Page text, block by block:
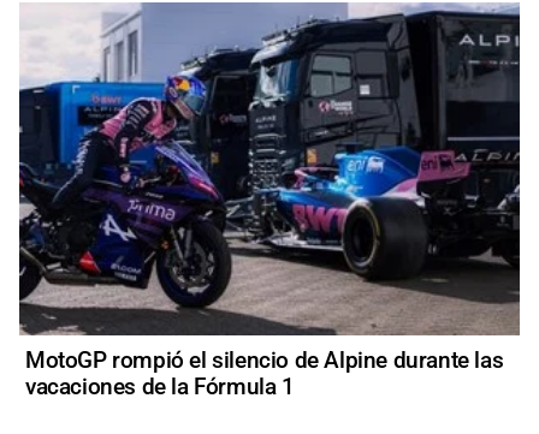
MotoGP rompió el silencio de Alpine durante las
vacaciones de la Fórmula 1